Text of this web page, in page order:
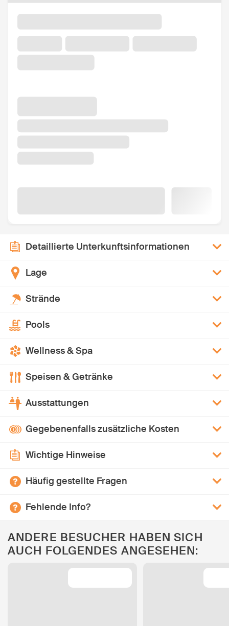
Detaillierte Unterkunftsinformationen
Lage
Strände
Pools
Wellness & Spa
Speisen & Getränke
Ausstattungen
Gegebenenfalls zusätzliche Kosten
Wichtige Hinweise
Häufig gestellte Fragen
Fehlende Info?
ANDERE BESUCHER HABEN SICH
AUCH FOLGENDES ANGESEHEN: